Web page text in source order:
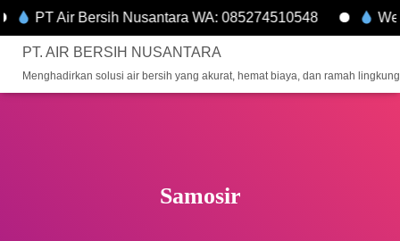
PT Air Bersih Nusantara WA: 085274510548 Well
PT. AIR BERSIH NUSANTARA
Menghadirkan solusi air bersih yang akurat, hemat biaya, dan ramah
Samosir